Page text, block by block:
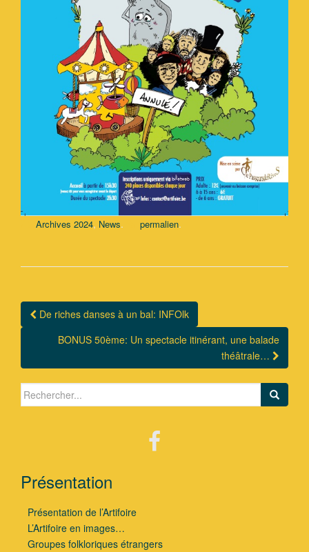
Archives 2024, News. permalien.
Navigation Article
De riches danses à un bal: INFOlk
BONUS 50ème: Un spectacle itinérant, une balade
théâtrale…
Search for:
Présentation
Présentation de l’Artifoire
L’Artifoire en images…
Groupes folkloriques étrangers